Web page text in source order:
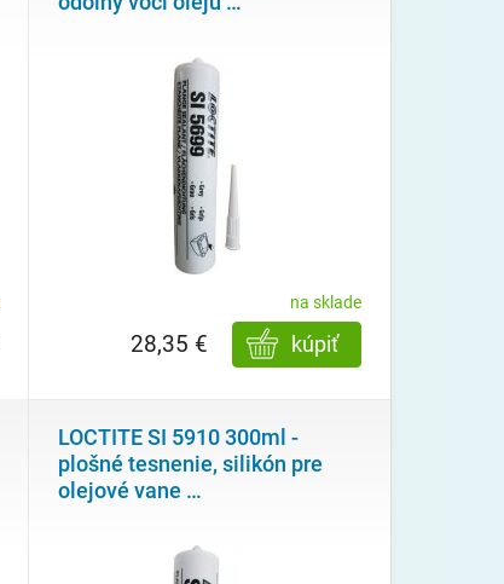
na sklade
kúpiť
28,35 €
LOCTITE SI 5910 300ml -
plošné tesnenie, silikón pre
olejové vane …